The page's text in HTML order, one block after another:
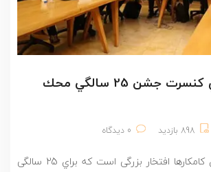
نشست خبري كنسرت جشن 25 سالگي محك
898 بازدید 0 دیدگاه
هوشنگ كامكار: برای کامکارها افتخار بزرگی است که براي 25 سالگی